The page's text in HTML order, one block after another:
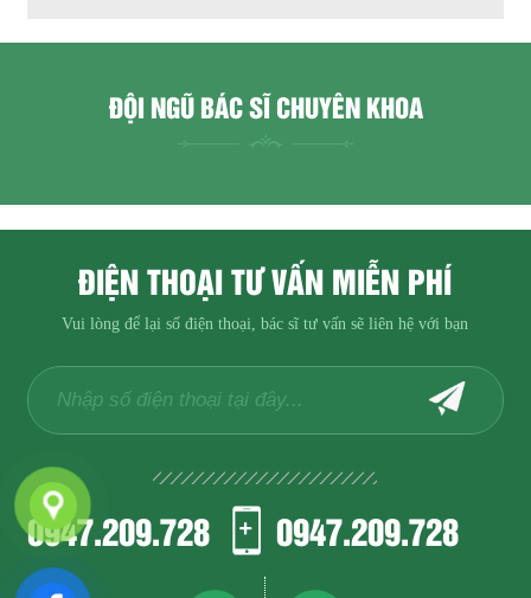
ĐỘI NGŨ BÁC SĨ CHUYÊN KHOA
ĐIỆN THOẠI TƯ VẤN MIỄN PHÍ
Vui lòng để lại số điện thoại, bác sĩ tư vấn sẽ liên hệ với bạn
0947.209.728 0947.209.728